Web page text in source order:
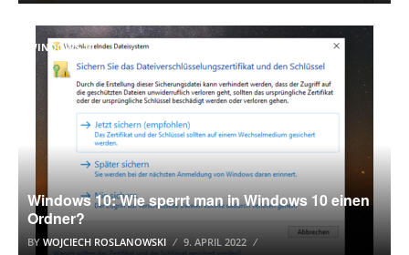
WINDOWS 10
Windows 10: Wie sperrt man in Windows 10 einen
Ordner?
BY WOJCIECH ROSLANOWSKI 9. APRIL 2022